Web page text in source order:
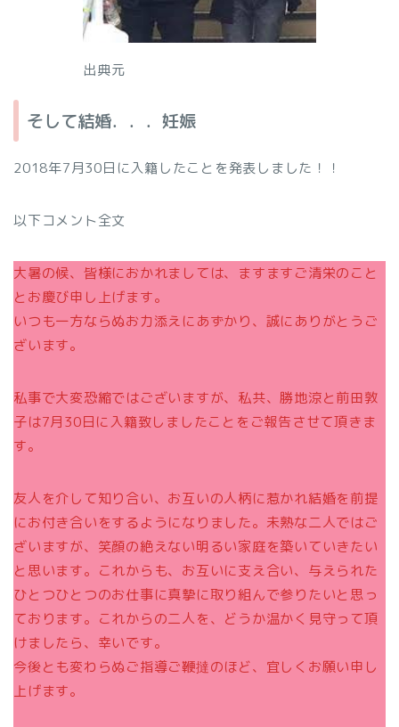
出典元
そして結婚．．．妊娠
2018年7月30日に入籍したことを発表しました！！
以下コメント全文
大暑の候、皆様におかれましては、ますますご清栄のこと
とお慶び申し上げます。
いつも一方ならぬお力添えにあずかり、誠にありがとうご
ざいます。
私事で大変恐縮ではございますが、私共、勝地涼と前田敦
子は7月30日に入籍致しましたことをご報告させて頂きま
す。
友人を介して知り合い、お互いの人柄に惹かれ結婚を前提
にお付き合いをするようになりました。未熟な二人ではご
ざいますが、笑顔の絶えない明るい家庭を築いていきたい
と思います。これからも、お互いに支え合い、与えられた
ひとつひとつのお仕事に真摯に取り組んで参りたいと思っ
ております。これからの二人を、どうか温かく見守って頂
けましたら、幸いです。
今後とも変わらぬご指導ご鞭撻のほど、宜しくお願い申し
上げます。